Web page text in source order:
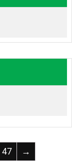
47 →